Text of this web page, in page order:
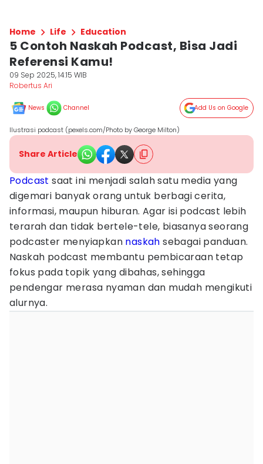
Home Life Education
5 Contoh Naskah Podcast, Bisa Jadi
Referensi Kamu!
09 Sep 2025, 14:15 WIB
Robertus Ari
News Channel Add Us on Google
Ilustrasi podcast (pexels.com/Photo by George Milton)
Share Article
Podcast saat ini menjadi salah satu media yang
digemari banyak orang untuk berbagi cerita,
informasi, maupun hiburan. Agar isi podcast lebih
terarah dan tidak bertele-tele, biasanya seorang
podcaster menyiapkan naskah sebagai panduan.
Naskah podcast membantu pembicaraan tetap
fokus pada topik yang dibahas, sehingga
pendengar merasa nyaman dan mudah mengikuti
alurnya.